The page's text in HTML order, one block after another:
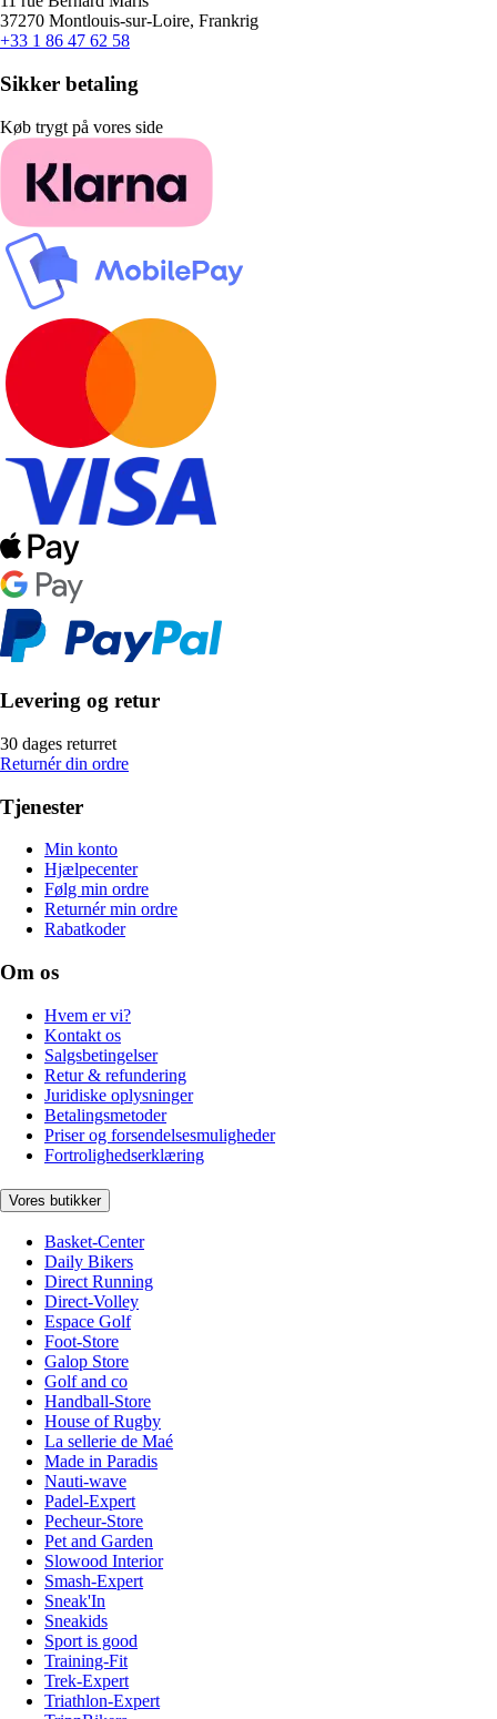
37270 Montlouis-sur-Loire, Frankrig
+33 1 86 47 62 58
Sikker betaling
Køb trygt på vores side
Levering og retur
30 dages returret
Returnér din ordre
Tjenester
Min konto
Hjælpecenter
Følg min ordre
Returnér min ordre
Rabatkoder
Om os
Hvem er vi?
Kontakt os
Salgsbetingelser
Retur & refundering
Juridiske oplysninger
Betalingsmetoder
Priser og forsendelsesmuligheder
Fortrolighedserklæring
Vores butikker
Basket-Center
Daily Bikers
Direct Running
Direct-Volley
Espace Golf
Foot-Store
Galop Store
Golf and co
Handball-Store
House of Rugby
La sellerie de Maé
Made in Paradis
Nauti-wave
Padel-Expert
Pecheur-Store
Pet and Garden
Slowood Interior
Smash-Expert
Sneak'In
Sneakids
Sport is good
Training-Fit
Trek-Expert
Triathlon-Expert